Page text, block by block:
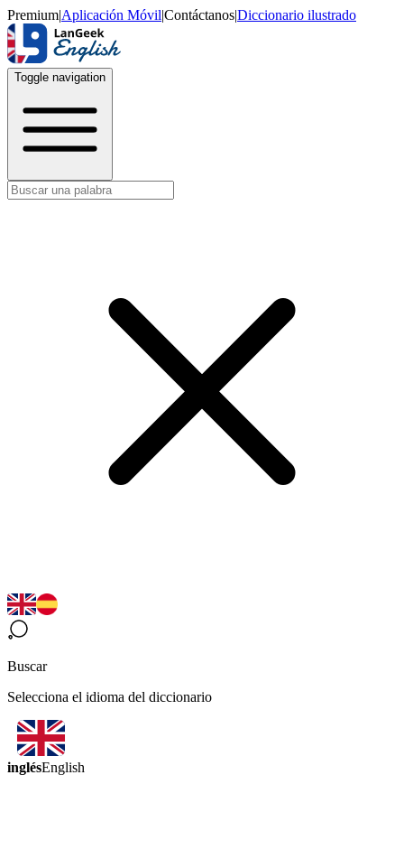
Premium|Aplicación Móvil|Contáctanos|Diccionario ilustrado
Toggle navigation
Buscar
Selecciona el idioma del diccionario
inglésEnglish